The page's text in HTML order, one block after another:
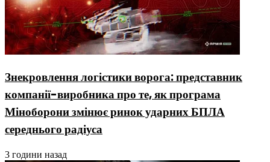
Знекровлення логістики ворога: представник
компанії-виробника про те, як програма
Міноборони змінює ринок ударних БПЛА
середнього радіуса
3 години назад